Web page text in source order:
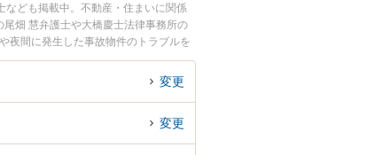
ども掲載中。不動産・住まいに関係
畑 慧弁護士や大橋慶士法律事務所の
夜間に発生した事故物件のトラブルを
きる宇都宮市内の弁護士に相談予約し
変更
変更